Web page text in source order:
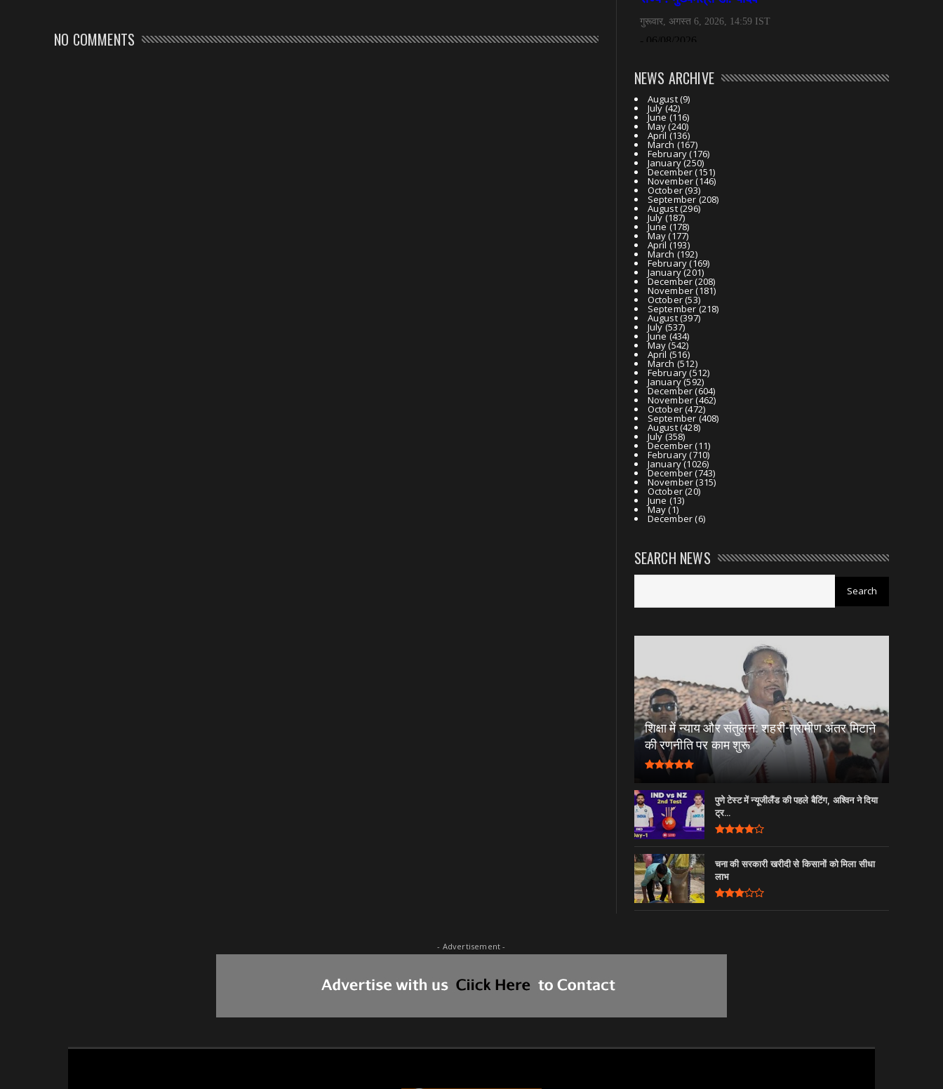
NO COMMENTS
NEWS ARCHIVE
August(9)
July(42)
June(116)
May(240)
April (136)
March (167)
February(176)
January(250)
December(151)
November(146)
October(93)
September(208)
August(296)
July(187)
June(178)
May(177)
April (193)
March (192)
February(169)
January(201)
December(208)
November(181)
October(53)
September(218)
August(397)
July(537)
June(434)
May(542)
April (516)
March (512)
February(512)
January(592)
December(604)
November(462)
October(472)
September (408)
August(428)
July(358)
December(11)
February(710)
January(1026)
December(743)
November(315)
October(20)
June (13)
May(1)
December(6)
SEARCH NEWS
शिक्षा में न्याय और संतुलन: शहरी-ग्रामीण अंतर मिटाने
की रणनीति पर काम शुरू
पुणे टेस्ट में न्यूजीलैंड की पहले बैटिंग, अश्विन ने दिया
ट्र...
चना की सरकारी खरीदी से किसानों को मिला सीधा
लाभ
- Advertisement -